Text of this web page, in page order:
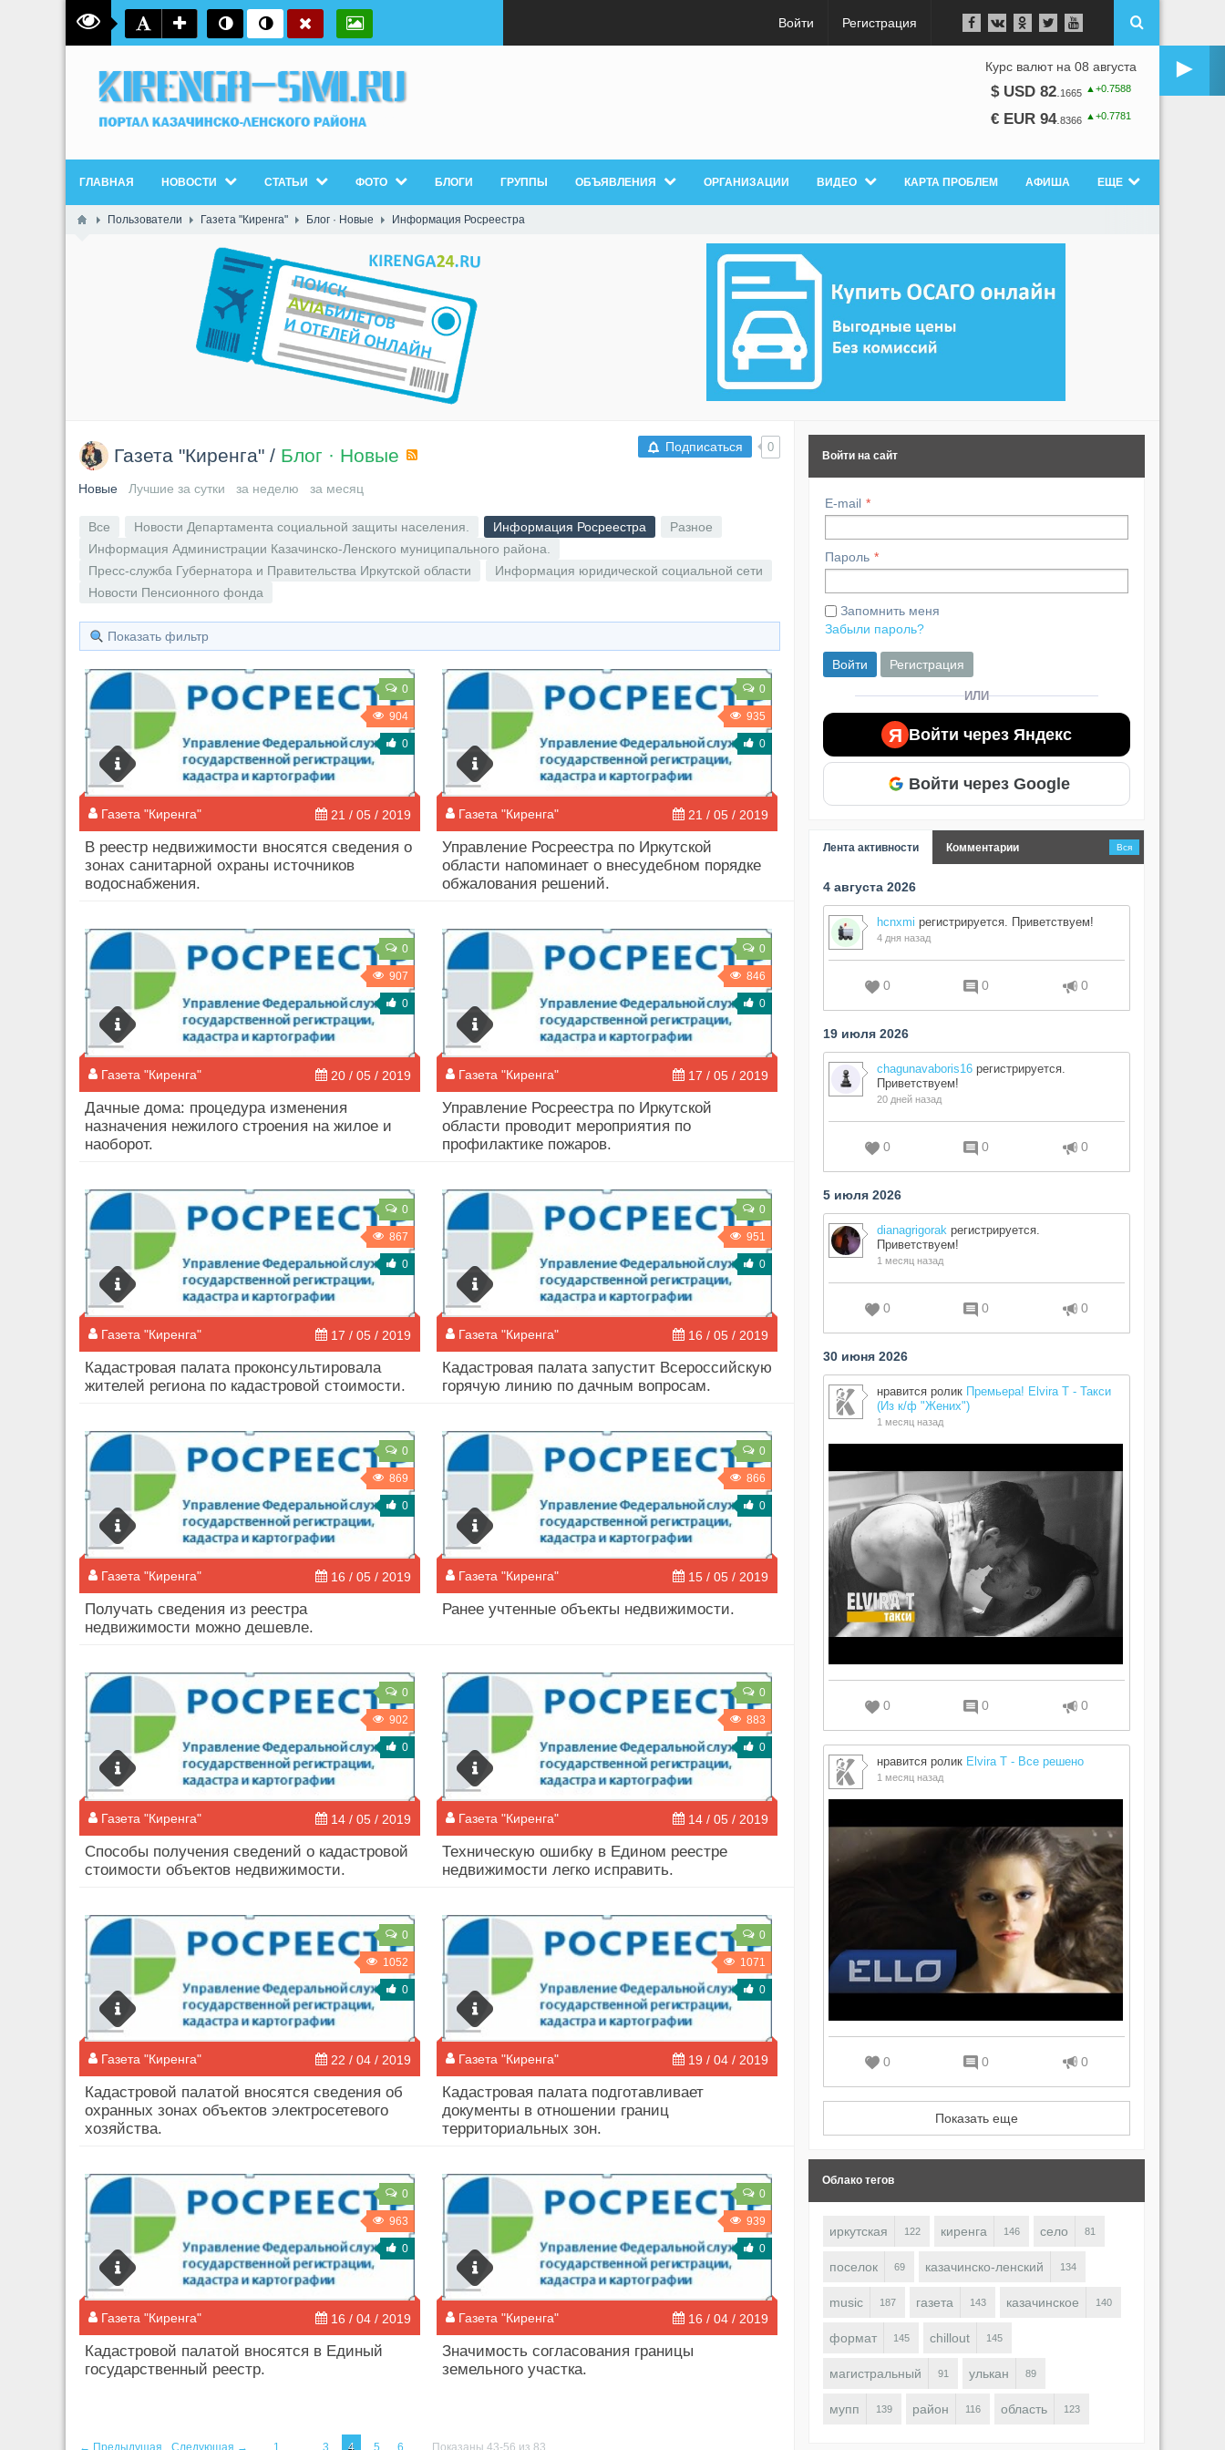
Войти Регистрация
►
Курс валют на 08 августа
$ USD 82 1665 ▲+0.7588
€ EUR 94. 8366 ▲+0.7781
ГЛАВНАЯ НОВОСТИ СТАТЬИ ФОТО БЛОГИ ГРУППЫ ОБЪЯВЛЕНИЯ ОРГАНИЗАЦИИ ВИДЕО КАРТА ПРОБЛЕМ АФИША ЕЩЕ
Пользователи Газета "Киренга" Блог · Новые Информация Росреестра
Подписаться 0
Газета "Киренга" / Блог · Новые
Новые Лучшие за сутки за неделю за месяц
Все Новости Департамента социальной защиты населения. Информация Росреестра
Разное
Информация Администрации Казачинско-Ленского муниципального района.
Пресс-служба Губернатора и Правительства Иркутской области
Информация юридической социальной сети
Новости Пенсионного фонда
Показать фильтр
0
904
0
Газета "Киренга" 21 / 05 / 2019
В реестр недвижимости вносятся сведения о
зонах санитарной охраны источников
водоснабжения.
0
935
0
Газета "Киренга" 21 / 05 / 2019
Управление Росреестра по Иркутской
области напоминает о внесудебном порядке
обжалования решений.
0
907
0
Газета "Киренга" 20 / 05 / 2019
Дачные дома: процедура изменения
назначения нежилого строения на жилое и
наоборот.
0
846
0
Газета "Киренга" 17 / 05 / 2019
Управление Росреестра по Иркутской
области проводит мероприятия по
профилактике пожаров.
0
867
0
Газета "Киренга" 17 / 05 / 2019
Кадастровая палата проконсультировала
жителей региона по кадастровой стоимости.
0
951
0
Газета "Киренга" 16 / 05 / 2019
Кадастровая палата запустит Всероссийскую
горячую линию по дачным вопросам.
0
869
0
Газета "Киренга" 16 / 05 / 2019
Получать сведения из реестра
недвижимости можно дешевле.
0
866
0
Газета "Киренга" 15 / 05 / 2019
Ранее учтенные объекты недвижимости.
0
902
0
Газета "Киренга" 14 / 05 / 2019
Способы получения сведений о кадастровой
стоимости объектов недвижимости.
0
883
0
Газета "Киренга" 14 / 05 / 2019
Техническую ошибку в Едином реестре
недвижимости легко исправить.
0
1052
0
Газета "Киренга" 22 / 04 / 2019
​Кадастровой палатой вносятся сведения об
охранных зонах объектов электросетевого
хозяйства.
0
1071
0
Газета "Киренга" 19 / 04 / 2019
​Кадастровая палата подготавливает
документы в отношении границ
территориальных зон.
0
963
0
Газета "Киренга" 16 / 04 / 2019
Кадастровой палатой вносятся в Единый
государственный реестр.
0
939
0
Газета "Киренга" 16 / 04 / 2019
​Значимость согласования границы
земельного участка.
← Предыдущая Следующая → 1 3 4 5 6 Показаны 43-56 из 83
Войти на сайт
E-mail
Пароль
Запомнить меня
Забыли пароль?
Войти Регистрация
ИЛИ
Я Войти через Яндекс
Войти через Google
Лента активности Комментарии Вся
4 августа 2026
hcnxmi регистрируется. Приветствуем!
4 дня назад
0 0 0
19 июля 2026
chagunavaboris16 регистрируется.
Приветствуем!
20 дней назад
0 0 0
5 июля 2026
dianagrigorak регистрируется.
Приветствуем!
1 месяц назад
0 0 0
30 июня 2026
нравится ролик Премьера! Elvira T - Такси
(Из к/ф "Жених")
1 месяц назад
0 0 0
нравится ролик Elvira T - Все решено
1 месяц назад
0 0 0
Показать еще
Облако тегов
иркутская 122 киренга 146 село 81
поселок 69 казачинско-ленский 134
music 187 газета 143 казачинское 140
формат 145 chillout 145
магистральный 91 улькан 89
мупп 139 район 116 область 123